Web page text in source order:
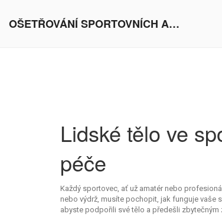
OŠETŘOVÁNÍ SPORTOVNÍCH AKTIVIT V EVROPĚ
Lidské tělo ve
péče
Každý sportovec, ať už amatér nebo
nebo výdrž, musíte pochopit, jak funguje vaše
abyste podpořili své tělo a předešli zbytečným